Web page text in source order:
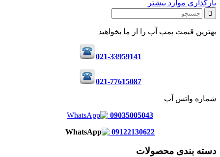
بارگذاری موارد بیشتر
بهترین قیمت پمپ آب را از ما بخواهید
021-33959141
021-77615087
شماره واتس آپ
09035005043
09122130622
دسته بندی محصولات